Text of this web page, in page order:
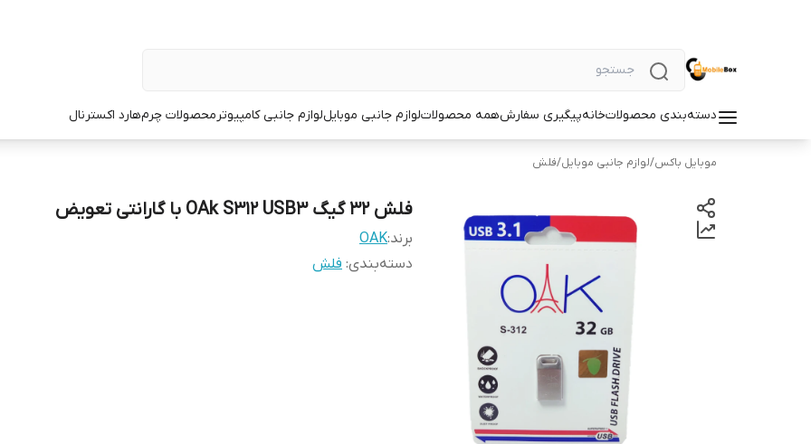
دسته‌بندی محصولاتخانهپیگیری سفارشهمه محصولاتلوازم جانبی موبایللوازم جانبی کامپیوترمحصولات چرمهارد اکسترنال
موبایل باکس/لوازم جانبی موبایل/فلش
فلش 32 گیگ OAk S312 USB3 با گارانتی تعویض
برند:OAK
دسته‌بندی: فلش